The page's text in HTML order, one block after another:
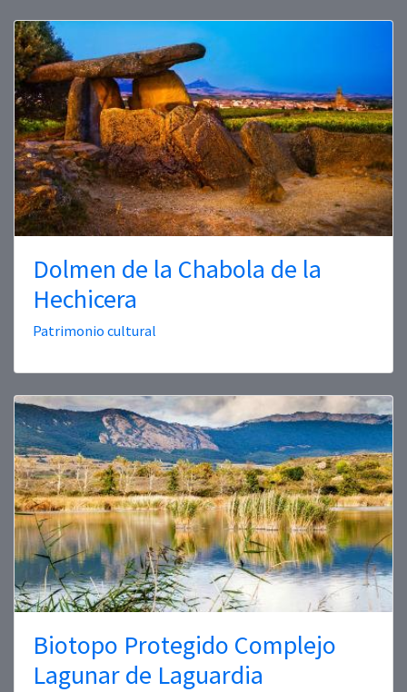
Dolmen de la Chabola de la
Hechicera
Patrimonio cultural
Biotopo Protegido Complejo
Lagunar de Laguardia